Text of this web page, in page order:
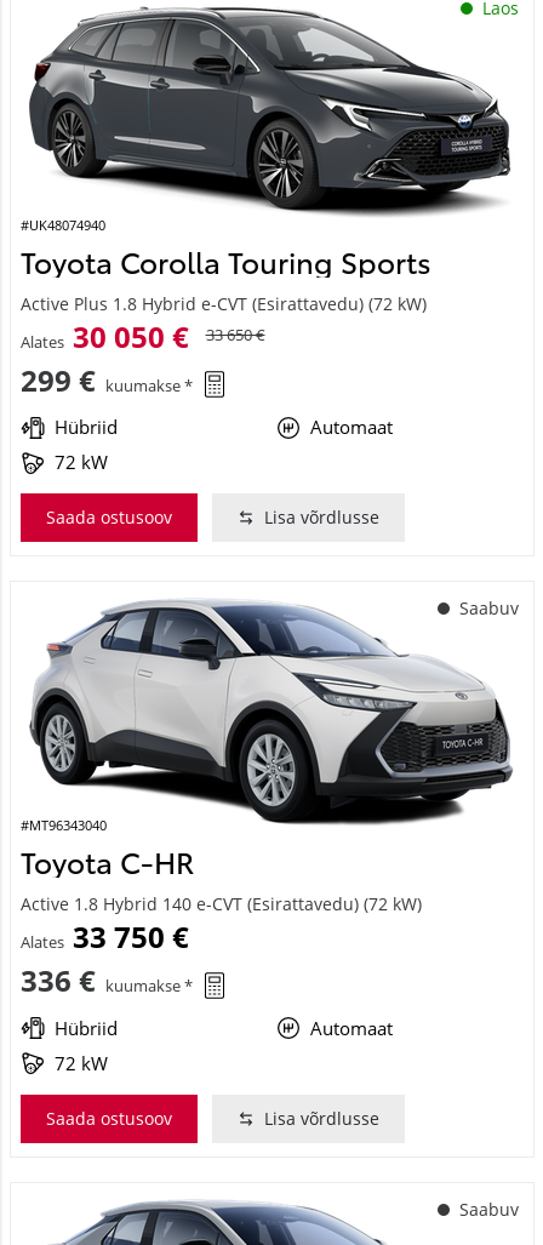
Laos
#UK48074940
Toyota Corolla Touring Sports
Active Plus 1.8 Hybrid e-CVT (Esirattavedu) (72 kW)
Alates 30 050 € 33 650 €
299 € kuumakse *
Hübriid
Automaat
72 kW
Saada ostusoov Lisa võrdlusse
Saabuv
#MT96343040
Toyota C-HR
Active 1.8 Hybrid 140 e-CVT (Esirattavedu) (72 kW)
Alates 33 750 €
336 € kuumakse *
Hübriid
Automaat
72 kW
Saada ostusoov Lisa võrdlusse
Saabuv